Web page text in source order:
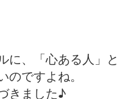
に、「心ある人」と
ですよね。
きました♪